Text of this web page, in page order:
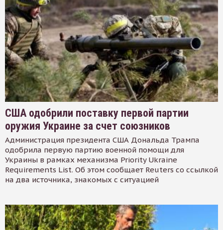
США одобрили поставку первой партии
оружия Украине за счет союзников
Администрация президента США Дональда Трампа
одобрила первую партию военной помощи для
Украины в рамках механизма Priority Ukraine
Requirements List. Об этом сообщает Reuters со ссылкой
на два источника, знакомых с ситуацией